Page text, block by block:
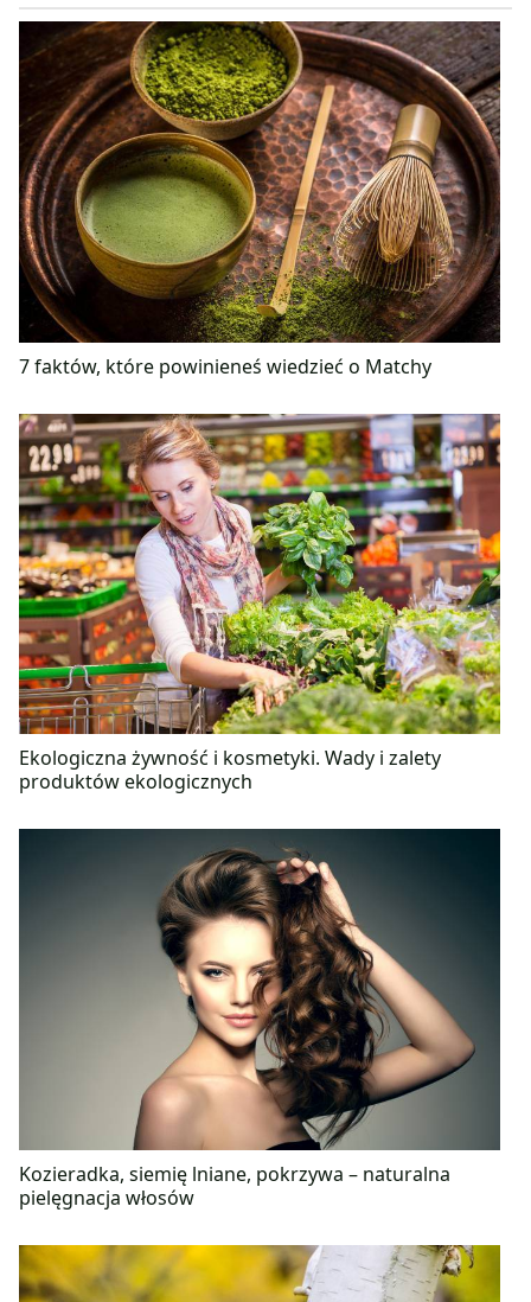
7 faktów, które powinieneś wiedzieć o Matchy
Ekologiczna żywność i kosmetyki. Wady i zalety
produktów ekologicznych
Kozieradka, siemię lniane, pokrzywa – naturalna
pielęgnacja włosów